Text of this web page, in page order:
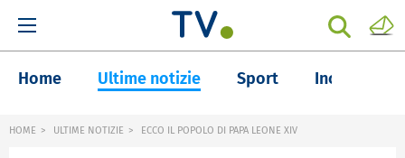
Home Ultime notizie Sport Inchieste
HOME ULTIME NOTIZIE ECCO IL POPOLO DI PAPA LEONE XIV